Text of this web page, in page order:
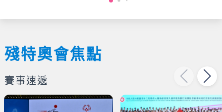
殘特奧會焦點
賽事速遞